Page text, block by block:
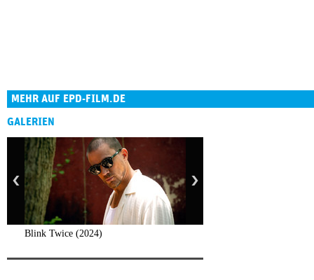
MEHR AUF EPD-FILM.DE
GALERIEN
Blink Twice (2024)